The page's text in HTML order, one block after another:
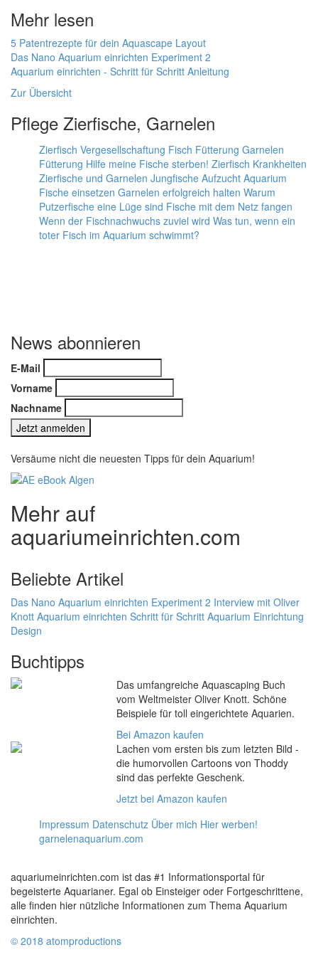
Mehr lesen
5 Patentrezepte für dein Aquascape Layout
Das Nano Aquarium einrichten Experiment 2
Aquarium einrichten - Schritt für Schritt Anleitung
Zur Übersicht
Pflege Zierfische, Garnelen
Zierfisch Vergesellschaftung Fisch Fütterung Garnelen
Fütterung Hilfe meine Fische sterben! Zierfisch Krankheiten
Zierfische und Garnelen Jungfische Aufzucht Aquarium
Fische einsetzen Garnelen erfolgreich halten Warum
Putzerfische eine Lüge sind Fische mit dem Netz fangen
Wenn der Fischnachwuchs zuviel wird Was tun, wenn ein
toter Fisch im Aquarium schwimmt?
News abonnieren
E-Mail
Vorname
Nachname
Versäume nicht die neuesten Tipps für dein Aquarium!
Mehr auf
aquariumeinrichten.com
Beliebte Artikel
Das Nano Aquarium einrichten Experiment 2 Interview mit Oliver
Knott Aquarium einrichten Schritt für Schritt Aquarium Einrichtung
Design
Buchtipps
Das umfangreiche Aquascaping Buch
vom Weltmeister Oliver Knott. Schöne
Beispiele für toll eingerichtete Aquarien.
Bei Amazon kaufen
Lachen vom ersten bis zum letzten Bild -
die humorvollen Cartoons von Thoddy
sind das perfekte Geschenk.
Jetzt bei Amazon kaufen
Impressum Datenschutz Über mich Hier werben!
garnelenaquarium.com
aquariumeinrichten.com ist das #1 Informationsportal für
begeisterte Aquarianer. Egal ob Einsteiger oder Fortgeschrittene,
alle finden hier nützliche Informationen zum Thema Aquarium
einrichten.
© 2018 atomproductions